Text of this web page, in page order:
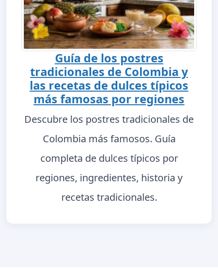
Guía de los postres
tradicionales de Colombia y
las recetas de dulces típicos
más famosas por regiones
Descubre los postres tradicionales de
Colombia más famosos. Guía
completa de dulces típicos por
regiones, ingredientes, historia y
recetas tradicionales.